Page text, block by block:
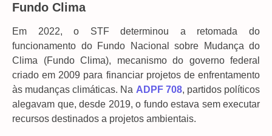
Fundo Clima
Em 2022, o STF determinou a retomada do
funcionamento do Fundo Nacional sobre Mudança do
Clima (Fundo Clima), mecanismo do governo federal
criado em 2009 para financiar projetos de enfrentamento
às mudanças climáticas. Na ADPF 708, partidos políticos
alegavam que, desde 2019, o fundo estava sem executar
recursos destinados a projetos ambientais.